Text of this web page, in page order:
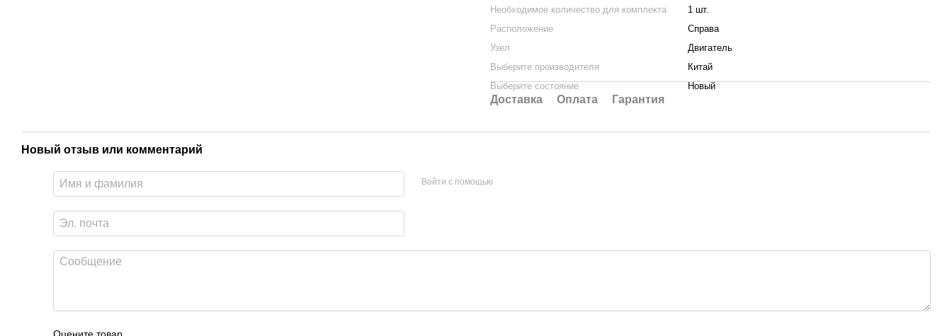
Необходимое количество для комплекта
1 шт.
Расположение
Справа
Узел
Двигатель
Выберите производителя
Китай
Выберите состояние
Новый
Доставка Оплата Гарантия
Новый отзыв или комментарий
Войти с помощью